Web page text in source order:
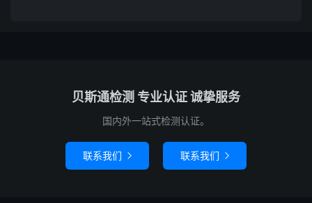
贝斯通检测 专业认证 诚挚服务
国内外一站式检测认证。
联系我们  联系我们 